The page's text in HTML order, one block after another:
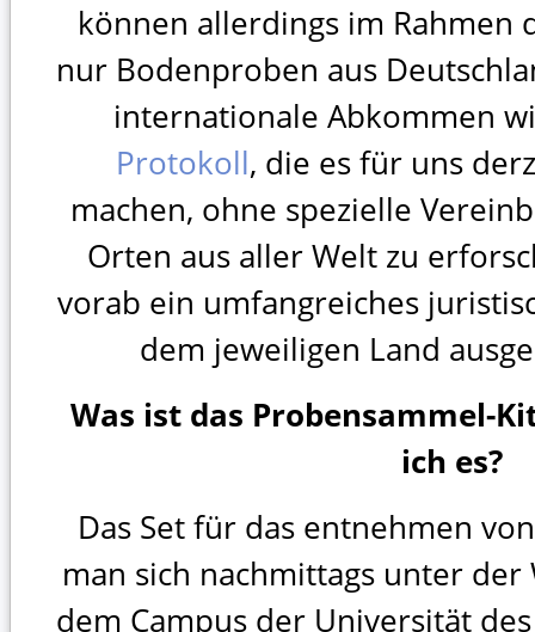
können allerdings im Rahmen
nur Bodenproben aus
internationale Abkommen
Protokoll, die es für uns
machen, ohne spezielle
Orten aus aller Welt zu
vorab ein umfangreiches
dem jeweiligen Land
Was ist das Probensammel-
ich es?
Das Set für das entnehmen
man sich nachmittags unter
dem Campus der Universität